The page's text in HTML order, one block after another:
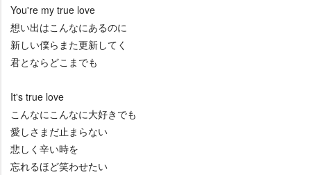
You're my true love
想い出はこんなにあるのに
新しい僕らまた更新してく
君とならどこまでも
It's true love
こんなにこんなに大好きでも
愛しさまだ止まらない
悲しく辛い時を
忘れるほど笑わせたい